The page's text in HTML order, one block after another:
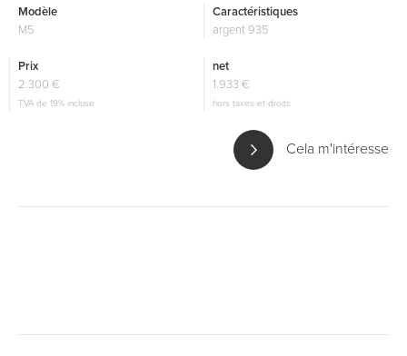
Modèle
M5
Caractéristiques
argent 935
Prix
2.300 €
TVA de 19% incluse
net
1.933 €
hors taxes et droits
Cela m'intéresse